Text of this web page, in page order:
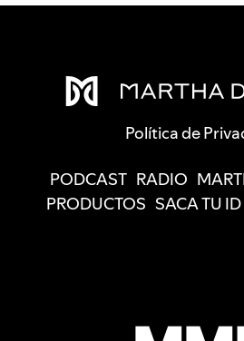
Política de
PODCAST RADIO
PRODUCTOS SACA TU ID